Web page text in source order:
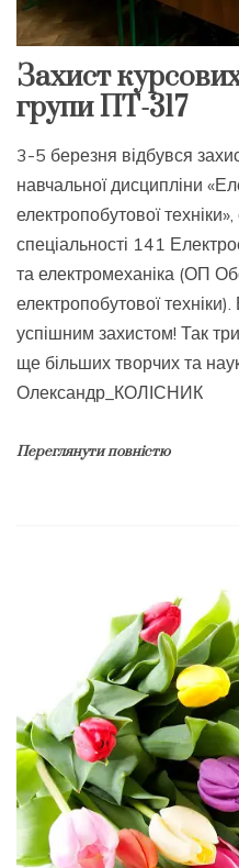
Захист
групи ПТ-317
3-5 березня відбувся
навчальної дисципліни
електропобутової
спеціальності 141
та електромеханіка (ОП
електропобутової техніки).
успішним захистом! Так
ще більших творчих та
Олександр_КОЛІСНИК
Переглянути повністю